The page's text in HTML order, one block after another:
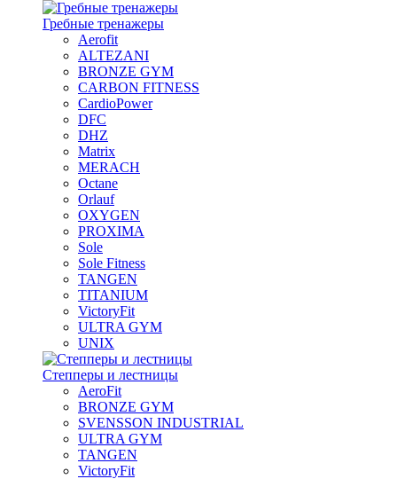
Гребные тренажеры
Aerofit
ALTEZANI
BRONZE GYM
CARBON FITNESS
CardioPower
DFC
DHZ
Matrix
MERACH
Octane
Orlauf
OXYGEN
PROXIMA
Sole
Sole Fitness
TANGEN
TITANIUM
VictoryFit
ULTRA GYM
UNIX
Степперы и лестницы
AeroFit
BRONZE GYM
SVENSSON INDUSTRIAL
ULTRA GYM
TANGEN
VictoryFit